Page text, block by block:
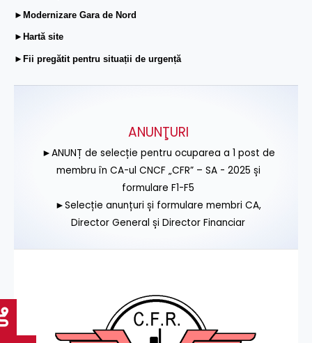
►Modernizare Gara de Nord
►Hartă site
►Fii pregătit pentru situații de urgență
ANUNŢURI
►ANUNȚ de selecție pentru ocuparea a 1 post de
membru în CA-ul CNCF „CFR” – SA - 2025 și
formulare F1-F5
►Selecție anunțuri și formulare membri CA,
Director General și Director Financiar